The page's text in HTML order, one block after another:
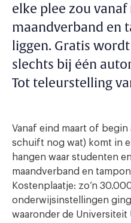
elke plee zou
maandverband en
liggen. Gratis
slechts bij één
Tot teleurstelling
Vanaf eind maart of
schuift nog wat) komt in
hangen waar studenten
maandverband en
Kostenplaatje: zo’n
onderwijsinstellingen
waaronder de